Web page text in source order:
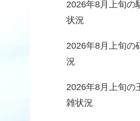
2026年8月上旬の
状況
2026年8月上旬の
況
2026年8月上旬の
雑状況